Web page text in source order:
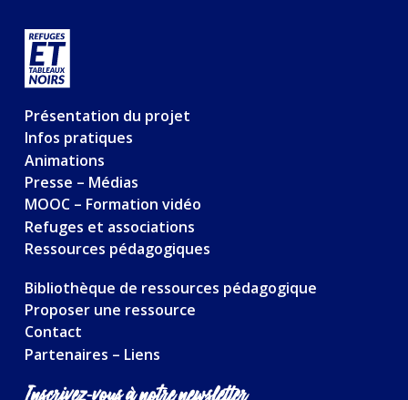
Présentation du projet
Infos pratiques
Animations
Presse – Médias
MOOC – Formation vidéo
Refuges et associations
Ressources pédagogiques
Bibliothèque de ressources pédagogique
Proposer une ressource
Contact
Partenaires – Liens